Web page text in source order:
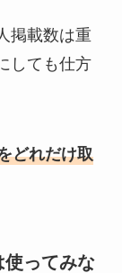
掲載数は重
しても仕方
どれだけ取
使ってみな